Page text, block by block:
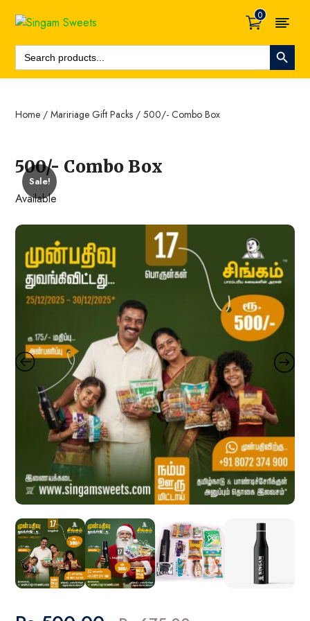
0
Search
For:
Search Button
Home /Maririage Gift Packs / 500/- Combo Box
500/- Combo Box
Available
Sale!